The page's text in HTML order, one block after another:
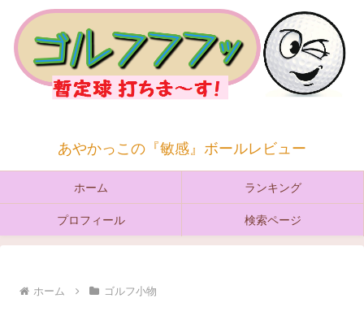
あやかっこの『敏感』ボールレビュー
ホーム ランキング
プロフィール 検索ページ
ホーム ゴルフ小物